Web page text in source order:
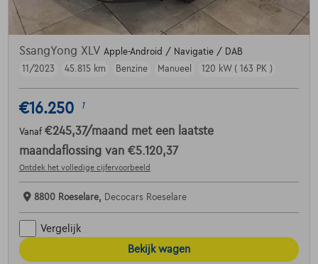
SsangYong XLV Apple-Android / Navigatie / DAB
11/2023
45.815 km Benzine Manueel 120 kW ( 163 PK )
€16.250 1
Vanaf €245,37/maand met een laatste
maandaflossing van €5.120,37
Ontdek het volledige cijfervoorbeeld
8800 Roeselare, Decocars Roeselare
Vergelijk
Bekijk wagen